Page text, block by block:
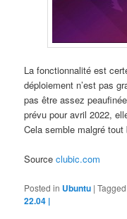
La fonctionnalité est
déploiement n’est pas
pas être assez
prévu pour avril 2022,
Cela semble malgré tout
Sourceclubic.com
Posted in Ubuntu |Tagged
22.04 |